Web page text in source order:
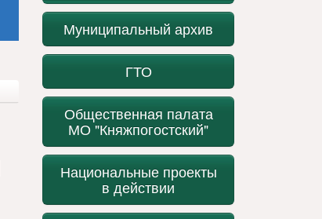
Муниципальный архив
ГТО
Общественная палата
МО "Княжпогостский"
Национальные проекты
в действии